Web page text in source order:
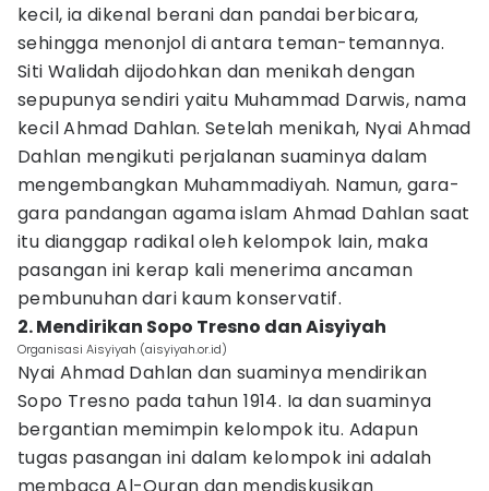
kecil, ia dikenal berani dan pandai berbicara,
sehingga menonjol di antara teman-temannya.
Siti Walidah dijodohkan dan menikah dengan
sepupunya sendiri yaitu Muhammad Darwis, nama
kecil Ahmad Dahlan. Setelah menikah, Nyai Ahmad
Dahlan mengikuti perjalanan suaminya dalam
mengembangkan Muhammadiyah. Namun, gara-
gara pandangan agama islam Ahmad Dahlan saat
itu dianggap radikal oleh kelompok lain, maka
pasangan ini kerap kali menerima ancaman
pembunuhan dari kaum konservatif.
2. Mendirikan Sopo Tresno dan Aisyiyah
Organisasi Aisyiyah (aisyiyah.or.id)
Nyai Ahmad Dahlan dan suaminya mendirikan
Sopo Tresno pada tahun 1914. Ia dan suaminya
bergantian memimpin kelompok itu. Adapun
tugas pasangan ini dalam kelompok ini adalah